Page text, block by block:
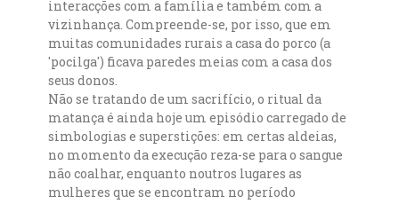
interacções com a família e também com a
vizinhança. Compreende-se, por isso, que em
muitas comunidades rurais a casa do porco (a
'pocilga') ficava paredes meias com a casa dos
seus donos.
Não se tratando de um sacrifício, o ritual da
matança é ainda hoje um episódio carregado de
simbologias e superstições: em certas aldeias,
no momento da execução reza-se para o sangue
não coalhar, enquanto noutros lugares as
mulheres que se encontram no período